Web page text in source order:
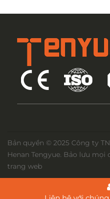
Bản quyền © 2025 Công ty
Henan Tengyue. Bảo lưu mọi
trang web